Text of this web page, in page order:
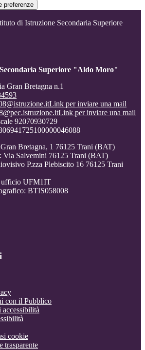
preferenze
di Istruzione Secondaria Superiore
Superiore "Aldo Moro"
Gran Bretagna n.1
Link per inviare una mail
Link per inviare una mail
92070930729
Bretagna, 1 76125 Trani (BAT)
Via Salvemini 76125 Trani (BAT)
P.zza Plebiscito 16 76125 Trani
ufficio UFM1IT
BTIS058008
con il Pubblico
cookie
trasparente